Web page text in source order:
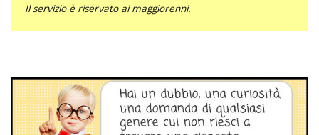
Il servizio è riservato ai maggiorenni.